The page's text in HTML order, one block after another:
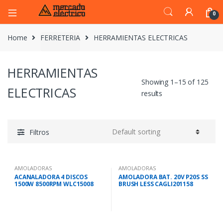
0
Home FERRETERIA HERRAMIENTAS ELECTRICAS
HERRAMIENTAS
ELECTRICAS
Showing 1–15 of 125
results
Filtros
AMOLADORAS
ACANALADORA 4 DISCOS
1500W 8500RPM WLC15008
AMOLADORAS
AMOLADORA BAT. 20V P20S SS
BRUSH LESS CAGLI201158